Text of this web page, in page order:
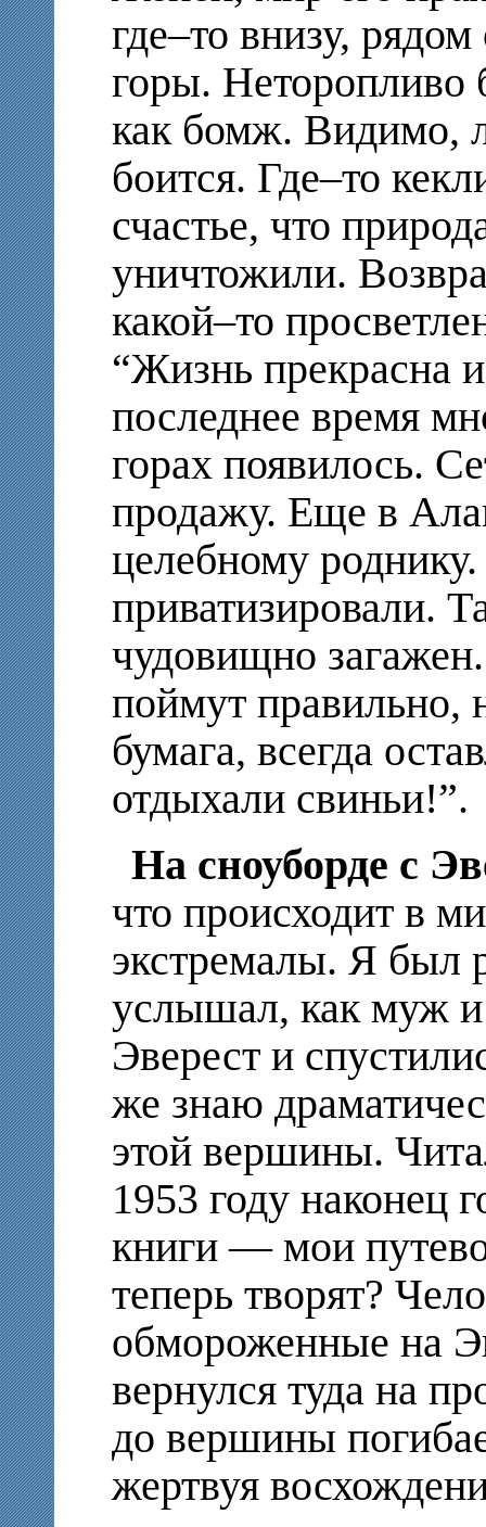
где–то внизу,
горы. Неторопливо
как бомж. Видимо,
боится. Где–то
счастье, что
уничтожили.
какой–то
“Жизнь прекрасна
последнее время
горах появилось.
продажу. Еще в
целебному
приватизировали.
чудовищно
поймут правильно,
бумага, всегда
отдыхали свиньи!”.
На сноуборде с
что происходит в
экстремалы. Я был
услышал, как муж
Эверест и
же знаю
этой вершины.
1953 году наконец
книги — мои
теперь творят?
обмороженные на
вернулся туда на
до вершины
жертвуя